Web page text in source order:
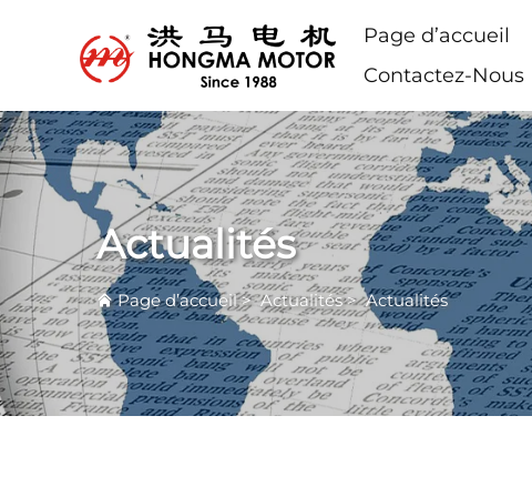
Page d’accueil
Contactez-Nous
Actualités
Page d’accueil>Actualités>Actualités